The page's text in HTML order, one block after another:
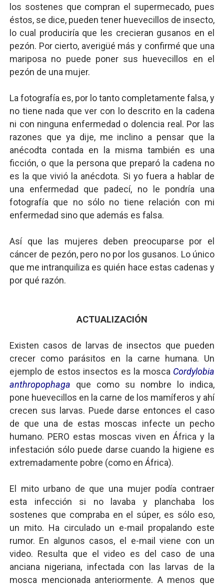
los sostenes que compran el supermecado, pues
éstos, se dice, pueden tener huevecillos de insecto,
lo cual produciría que les crecieran gusanos en el
pezón. Por cierto, averigüé más y confirmé que una
mariposa no puede poner sus huevecillos en el
pezón de una mujer.
La fotografía es, por lo tanto completamente falsa, y
no tiene nada que ver con lo descrito en la cadena
ni con ninguna enfermedad o dolencia real. Por las
razones que ya dije, me inclino a pensar que la
anécodta contada en la misma también es una
ficción, o que la persona que preparó la cadena no
es la que vivió la anécdota. Si yo fuera a hablar de
una enfermedad que padecí, no le pondría una
fotografía que no sólo no tiene relación con mi
enfermedad sino que además es falsa.
Así que las mujeres deben preocuparse por el
cáncer de pezón, pero no por los gusanos. Lo único
que me intranquiliza es quién hace estas cadenas y
por qué razón.
ACTUALIZACIÓN
Existen casos de larvas de insectos que pueden
crecer como parásitos en la carne humana. Un
ejemplo de estos insectos es la mosca Cordylobia
anthropophaga
que como su nombre lo indica,
pone huevecillos en la carne de los mamíferos y ahí
crecen sus larvas. Puede darse entonces el caso
de que una de estas moscas infecte un pecho
humano. PERO estas moscas viven en África y la
infestación sólo puede darse cuando la higiene es
extremadamente pobre (como en África).
El mito urbano de que una mujer podía contraer
esta infección si no lavaba y planchaba los
sostenes que compraba en el súper, es sólo eso,
un mito. Ha circulado un e-mail propalando este
rumor. En algunos casos, el e-mail viene con un
video. Resulta que el video es del caso de una
anciana nigeriana, infectada con las larvas de la
mosca mencionada anteriormente. A menos que